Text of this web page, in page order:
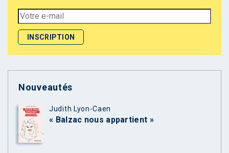
Nouveautés
Judith Lyon-Caen
« Balzac nous appartient »